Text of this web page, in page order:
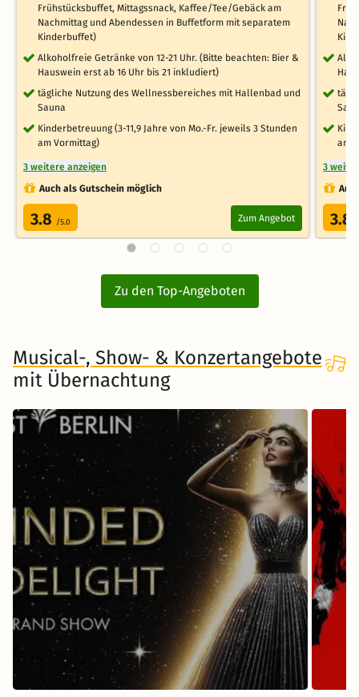
Frühstücksbuffet, Mittagssnack, Kaffee/Tee/Gebäck am
Nachmittag und Abendessen in Buffetform mit separatem
Kinderbuffet)
Alkoholfreie Getränke von 12-21 Uhr. (Bitte beachten: Bier &
Hauswein erst ab 16 Uhr bis 21 inkludiert)
tägliche Nutzung des Wellnessbereiches mit Hallenbad und
Sauna
Kinderbetreuung (3-11,9 Jahre von Mo.-Fr. jeweils 3 Stunden
am Vormittag)
3 weitere anzeigen
Auch als Gutschein möglich
3.8 /5.0 Zum Angebot
am
3
3.8
Zu den Top-Angeboten
Musical-, Show- & Konzertangebote
mit Übernachtung